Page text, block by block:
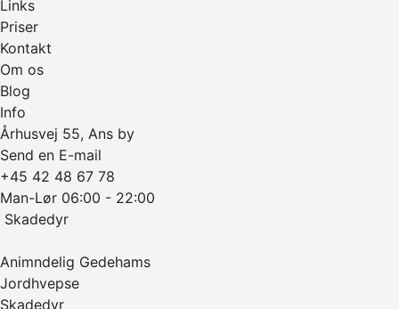
Links
Priser
Kontakt
Om os
Blog
Info
Århusvej 55, Ans by
Send en E-mail
+45 42 48 67 78
Man-Lør 06:00 - 22:00
‎ Skadedyr
Animndelig Gedehams
Jordhvepse
Skadedyr